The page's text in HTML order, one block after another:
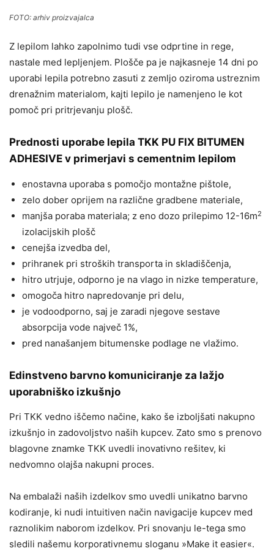
FOTO: arhiv proizvajalca
Z lepilom lahko zapolnimo tudi vse odprtine in rege,
nastale med lepljenjem. Plošče pa je najkasneje 14 dni po
uporabi lepila potrebno zasuti z zemljo oziroma ustreznim
drenažnim materialom, kajti lepilo je namenjeno le kot
pomoč pri pritrjevanju plošč.
Prednosti uporabe lepila TKK PU FIX BITUMEN
ADHESIVE v primerjavi s cementnim lepilom
enostavna uporaba s pomočjo montažne pištole,
zelo dober oprijem na različne gradbene materiale,
manjša poraba materiala; z eno dozo prilepimo 12-16m2
izolacijskih plošč
cenejša izvedba del,
prihranek pri stroških transporta in skladiščenja,
hitro utrjuje, odporno je na vlago in nizke temperature,
omogoča hitro napredovanje pri delu,
je vodoodporno, saj je zaradi njegove sestave
absorpcija vode največ 1%,
pred nanašanjem bitumenske podlage ne vlažimo.
Edinstveno barvno komuniciranje za lažjo
uporabniško izkušnjo
Pri TKK vedno iščemo načine, kako še izboljšati nakupno
izkušnjo in zadovoljstvo naših kupcev. Zato smo s prenovo
blagovne znamke TKK uvedli inovativno rešitev, ki
nedvomno olajša nakupni proces.
Na embalaži naših izdelkov smo uvedli unikatno barvno
kodiranje, ki nudi intuitiven način navigacije kupcev med
raznolikim naborom izdelkov. Pri snovanju le-tega smo
sledili našemu korporativnemu sloganu »Make it easier«.